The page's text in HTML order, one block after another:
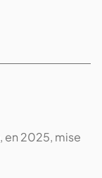
, en 2025, mise